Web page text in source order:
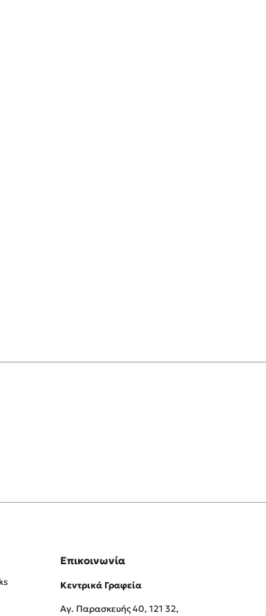
Επικοινωνία
Κεντρικά Γραφεία
Αγ. Παρασκευής 40, 121 32,